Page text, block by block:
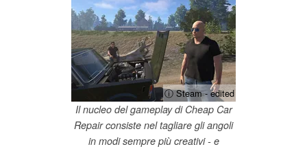
ⓘ Steam - edited
Il nucleo del gameplay di Cheap Car
Repair consiste nel tagliare gli angoli
in modi sempre più creativi - e